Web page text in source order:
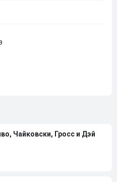
Чайковски, Гросс и Дэй